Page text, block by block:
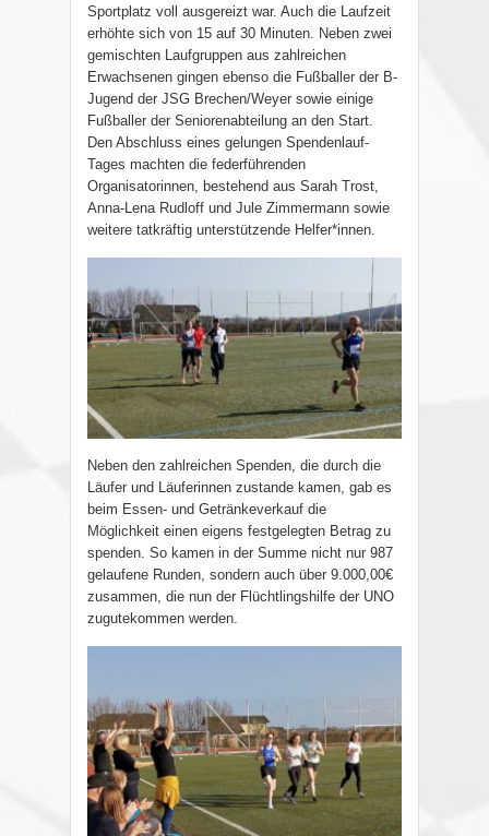
Sportplatz voll ausgereizt war. Auch die Laufzeit
erhöhte sich von 15 auf 30 Minuten. Neben zwei
gemischten Laufgruppen aus zahlreichen
Erwachsenen gingen ebenso die Fußballer der B-
Jugend der JSG Brechen/Weyer sowie einige
Fußballer der Seniorenabteilung an den Start.
Den Abschluss eines gelungen Spendenlauf-
Tages machten die federführenden
Organisatorinnen, bestehend aus Sarah Trost,
Anna-Lena Rudloff und Jule Zimmermann sowie
weitere tatkräftig unterstützende Helfer*innen.
Neben den zahlreichen Spenden, die durch die
Läufer und Läuferinnen zustande kamen, gab es
beim Essen- und Getränkeverkauf die
Möglichkeit einen eigens festgelegten Betrag zu
spenden. So kamen in der Summe nicht nur 987
gelaufene Runden, sondern auch über 9.000,00€
zusammen, die nun der Flüchtlingshilfe der UNO
zugutekommen werden.